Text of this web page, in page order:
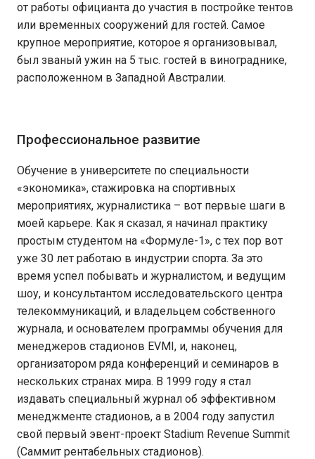
от работы официанта до участия в постройке тентов
или временных сооружений для гостей. Самое
крупное мероприятие, которое я организовывал,
был званый ужин на 5 тыс. гостей в винограднике,
расположенном в Западной Австралии.
Профессиональное развитие
Обучение в университете по специальности
«экономика», стажировка на спортивных
мероприятиях, журналистика – вот первые шаги в
моей карьере. Как я сказал, я начинал практику
простым студентом на «Формуле-1», с тех пор вот
уже 30 лет работаю в индустрии спорта. За это
время успел побывать и журналистом, и ведущим
шоу, и консультантом исследовательского центра
телекоммуникаций, и владельцем собственного
журнала, и основателем программы обучения для
менеджеров стадионов EVMI, и, наконец,
организатором ряда конференций и семинаров в
нескольких странах мира. В 1999 году я стал
издавать специальный журнал об эффективном
менеджменте стадионов, а в 2004 году запустил
свой первый эвент-проект Stadium Revenue Summit
(Саммит рентабельных стадионов).